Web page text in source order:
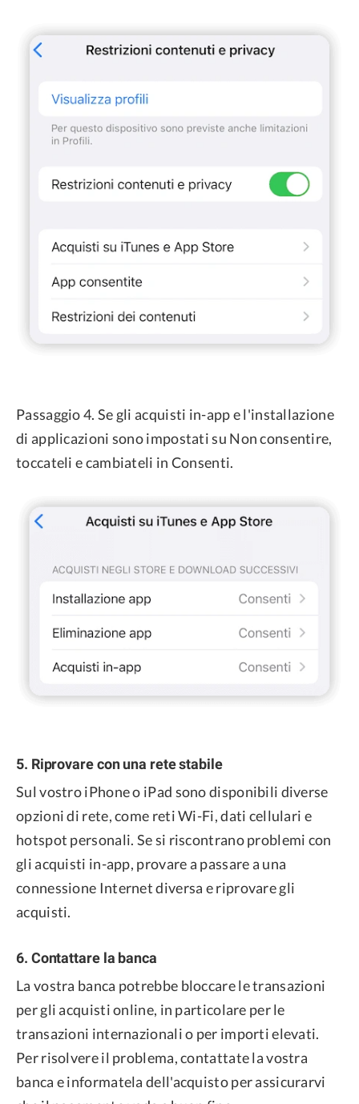
Passaggio 4. Se gli acquisti in-app e l'installazione
di applicazioni sono impostati su Non consentire,
toccateli e cambiateli in Consenti.
5. Riprovare con una rete stabile
Sul vostro iPhone o iPad sono disponibili diverse
opzioni di rete, come reti Wi-Fi, dati cellulari e
hotspot personali. Se si riscontrano problemi con
gli acquisti in-app, provare a passare a una
connessione Internet diversa e riprovare gli
acquisti.
6. Contattare la banca
La vostra banca potrebbe bloccare le transazioni
per gli acquisti online, in particolare per le
transazioni internazionali o per importi elevati.
Per risolvere il problema, contattate la vostra
banca e informatela dell'acquisto per assicurarvi